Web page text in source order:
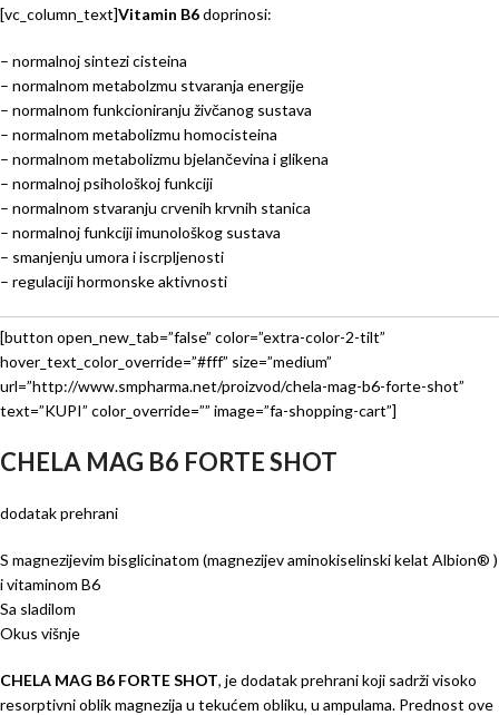
[vc_column_text]Vitamin B6doprinosi:
– normalnoj sintezi cisteina
– normalnom metabolzmu stvaranja energije
– normalnom funkcioniranju živčanog sustava
– normalnom metabolizmu homocisteina
– normalnom metabolizmu bjelančevina i glikena
– normalnoj psihološkoj funkciji
– normalnom stvaranju crvenih krvnih stanica
– normalnoj funkciji imunološkog sustava
– smanjenju umora i iscrpljenosti
– regulaciji hormonske aktivnosti
[button open_new_tab=”false” color=”extra-color-2-tilt”
hover_text_color_override=”#fff” size=”medium”
url=”http://www.smpharma.net/proizvod/chela-mag-b6-forte-shot”
text=”KUPI” color_override=”” image=”fa-shopping-cart”]
CHELA MAG B6 FORTE SHOT
dodatak prehrani
S magnezijevim bisglicinatom (magnezijev aminokiselinski kelat Albion® )
i vitaminom B6
Sa sladilom
Okus višnje
CHELA MAG B6 FORTE SHOT, je dodatak prehrani koji sadrži visoko
resorptivni oblik magnezija u tekućem obliku, u ampulama. Prednost ove